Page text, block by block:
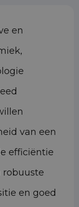
en
van een
efficiëntie
robuuste
en goed